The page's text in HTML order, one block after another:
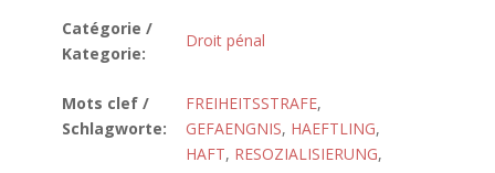
Catégorie /
Kategorie:
Droit pénal
Mots clef /
Schlagworte:
FREIHEITSSTRAFE,
GEFAENGNIS, HAEFTLING,
HAFT, RESOZIALISIERUNG,